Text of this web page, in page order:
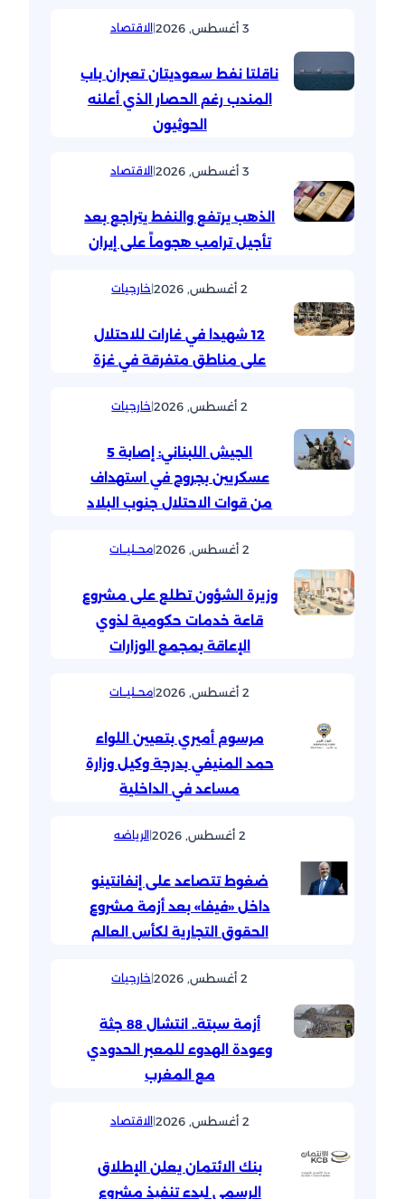
3 أغسطس, 2026 |الاقتصاد
ناقلتا نفط سعوديتان تعبران باب
المندب رغم الحصار الذي أعلنه
الحوثيون
3 أغسطس, 2026 |الاقتصاد
الذهب يرتفع والنفط يتراجع بعد
تأجيل ترامب هجوماً على إيران
2 أغسطس, 2026 |خارجيات
12 شهيدا في غارات للاحتلال
على مناطق متفرقة في غزة
2 أغسطس, 2026 |خارجيات
الجيش اللبناني: إصابة 5
عسكريين بجروح في استهداف
من قوات الاحتلال جنوب البلاد
2 أغسطس, 2026 |محــليــات
وزيرة الشؤون تطلع على مشروع
قاعة خدمات حكومية لذوي
الإعاقة بمجمع الوزارات
2 أغسطس, 2026 |محــليــات
مرسوم أميري بتعيين اللواء
حمد المنيفي بدرجة وكيل وزارة
مساعد في الداخلية
2 أغسطس, 2026 |الرياضه
ضغوط تتصاعد على إنفانتينو
داخل «فيفا» بعد أزمة مشروع
الحقوق التجارية لكأس العالم
2 أغسطس, 2026 |خارجيات
أزمة سبتة.. انتشال 88 جثة
وعودة الهدوء للمعبر الحدودي
مع المغرب
2 أغسطس, 2026 |الاقتصاد
بنك الائتمان يعلن الإطلاق
الرسمي لبدء تنفيذ مشروع